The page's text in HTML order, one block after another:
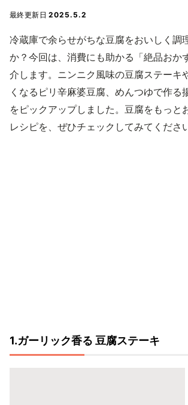
最終更新日2025.5.2
冷蔵庫で余らせがちな豆腐をおいしく調
か？今回は、消費にも助かる「絶品おか
介します。ニンニク風味の豆腐ステーキ
くなるピリ辛麻婆豆腐、めんつゆで作る
をピックアップしました。豆腐をもっと
レシピを、ぜひチェックしてみてくださ
1.ガーリック香る 豆腐ステーキ